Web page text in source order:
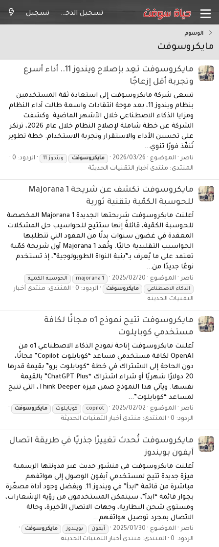
تسجيل الدخول تسجيل
الوسوم
مايكروسوفت
مايكروسوفت تعِد بإصلاح ويندوز 11.. أداء أسرع
وتجربة أقل إزعاجًا
تسعى شركة مايكروسوفت إلى استعادة ثقة المستخدمين
بنظام ويندوز 11، بعد موجة انتقادات واسعة طالت أداء النظام
ومزايا الذكاء الاصطناعي خلال الأشهر الماضية. وكشفت
الشركة عن خطة شاملة لإصلاح النظام خلال عام 2026، ترتكز
على تحسين الأداء والاستقرار وتجربة الاستخدام. خطة تطوير
تُنفّذ فورًا تنوي...
ناصر الموضوع 2026/03/26 مايكروسوفت ويندوز 11
الردود: 0
المنتدى: منتدى أخبار التقنيات الحديثة
مايكروسوفت تكشف عن شريحة Majorana 1
للحوسبة الكمّية بتقنية ثورية
أعلنت مايكروسوفت شريحتها الجديدة Majorana 1 المخصصة
للحوسبة الكمّية، قائلةً إنها ستتيح للحواسيب حل المشكلات
المعقدة في غضون سنوات بدلًا من العقود التي تتطلبها
الحواسيب التقليدية حاليًا. وتُعد Majorana 1 أول شريحة كمّية
تعتمد على ما يُعرف بـ”بنية النواة الطوبولوجية”، إذ تستخدم
نوعًا جديدًا من...
ناصر الموضوع 2025/02/20
majorana 1
الحوسبة الكمية
الذكاء الاصطناعي
مايكروسوفت الردود: 0 المنتدى: منتدى أخبار
التقنيات الحديثة
مايكروسوفت تتيح نموذج o1 مجانًا لكافة
مستخدمي كوبايلوت
أعلنت مايكروسوفت إتاحة نموذج الذكاء الاصطناعي o1 من
OpenAI لكافة مستخدمي مساعد “كوبايلوت Copilot” مجانًا،
دون الحاجة إلى الاشتراك في خطة “كوبايلوت برو” بقيمة قدرها
20 دولارًا شهريًا أو شراء اشتراك “ChatGPT Plus” بالقيمة
نفسها. ويأتي هذا النموذج ضمن ميزة Think Deeper، التي تتيح
لمساعد “كوبايلوت”...
ناصر الموضوع 2025/02/02
copilot كوبايلوت مايكروسوفت
الردود: 0 المنتدى: منتدى أخبار التقنيات الحديثة
مايكروسوفت تُحدث تغييرًا جذريًا في طريقة اتصال
آيفون بويندوز
أعلنت مايكروسوفت في منشور حديث عبر مدونتها الرسمية
ميزة جديدة تتيح لمستخدمي آيفون الوصول إلى هواتفهم
مباشرة من قائمة “ابدأ” في ويندوز 11. وبفضل وجود أداة مصغّرة
بجوار قائمة “ابدأ”، سيتمكن المستخدمون من رؤية الإشعارات،
ومستوى شحن البطارية، وجهات الاتصال الأخيرة، وحالة
الاتصال بمجرد توصيل هواتفهم...
ناصر الموضوع 2025/01/30 آيفون بويندوز مايكروسوفت
الردود: 0 المنتدى: منتدى أخبار التقنيات الحديثة